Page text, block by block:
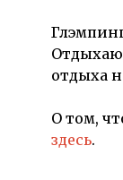
отдыха
О том,
здесь.